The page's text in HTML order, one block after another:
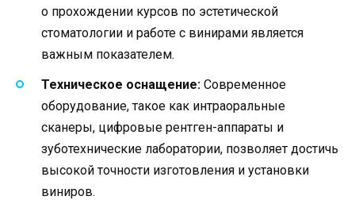
о прохождении курсов по эстетической
стоматологии и работе с винирами является
важным показателем.
Техническое оснащение: Современное
оборудование, такое как интраоральные
сканеры, цифровые рентген-аппараты и
зуботехнические лаборатории, позволяет достичь
высокой точности изготовления и установки
виниров.